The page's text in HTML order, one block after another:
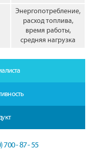
Энергопотребление,
расход топлива,
время работы,
средняя нагрузка
700 - 87 - 55